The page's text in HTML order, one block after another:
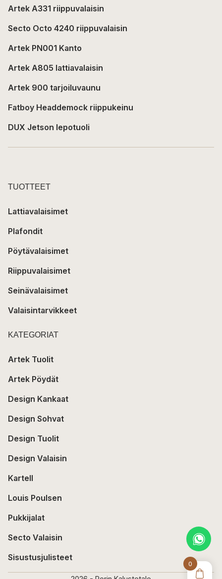
0
Artek A331 riippuvalaisin
Secto Octo 4240 riippuvalaisin
Artek PN001 Kanto
Artek A805 lattiavalaisin
Artek 900 tarjoiluvaunu
Fatboy Headdemock riippukeinu
DUX Jetson lepotuoli
TUOTTEET
Lattiavalaisimet
Plafondit
Pöytävalaisimet
Riippuvalaisimet
Seinävalaisimet
Valaisintarvikkeet
KATEGORIAT
Artek Tuolit
Artek Pöydät
Design Kankaat
Design Sohvat
Design Tuolit
Design Valaisin
Kartell
Louis Poulsen
Pukkijalat
Secto Valaisin
Sisustusjulisteet